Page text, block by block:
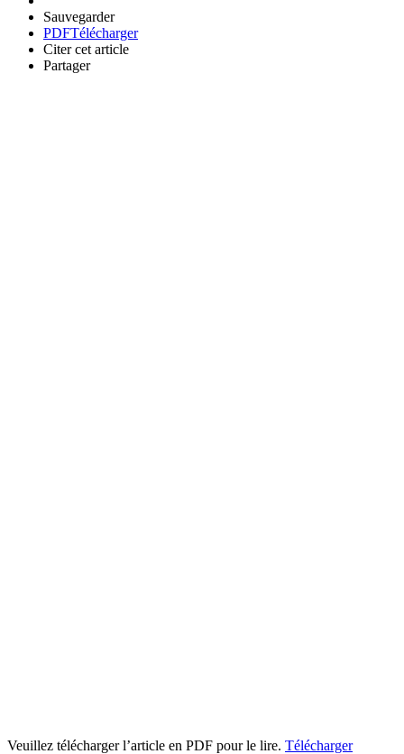
Sauvegarder
PDFTélécharger
Citer cet article
Partager
Veuillez télécharger l’article en PDF pour le lire. Télécharger